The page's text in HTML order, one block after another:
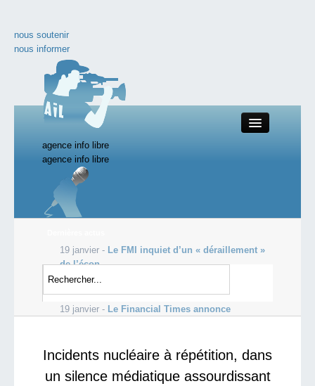
nous soutenir
nous informer
agence info libre
Close
Productions AIL
Actualité
nos documentaires
agence info libre
19 janvier - Le FMI inquiet d’un « déraillement »
de l’écon...
19 janvier -
propose une taxe européenne sur l’essence...
19 janvier - Le Financial Times annonce
Incidents nucléaire à répétition, dans
un silence médiatique assourdissant